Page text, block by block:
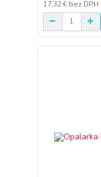
17,32 € bez DPH